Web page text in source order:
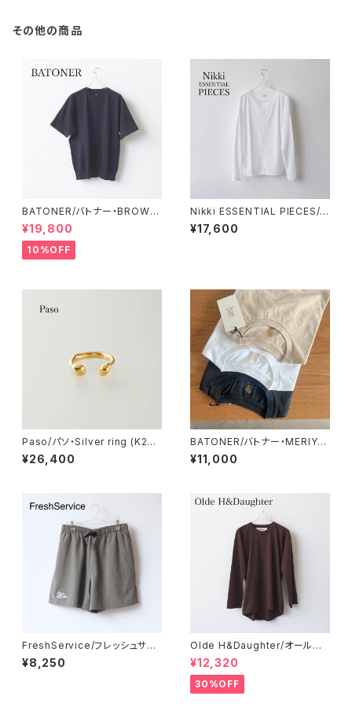
その他の商品
BATONER/バトナー・BROWSI
NG T-SHIRT
¥19,800
10%OFF
Nikki ESSENTIAL PIECES/ニ
ッキエッセンシャルピーシーズ・
Super Twist Circular Rib L
¥17,600
Paso/パソ・Silver ring (K24
gold plated)
¥26,400
BATONER/バトナー・MERIYA
SU T-SHIRT (PACK)
¥11,000
FreshService/フレッシュサー
ビス・ALL WEATHER SHORT
S
¥8,250
Olde H&Daughter/オールド
エイチアンドドーター・COTTO
N PLAIN STICH L/S
¥12,320
30%OFF